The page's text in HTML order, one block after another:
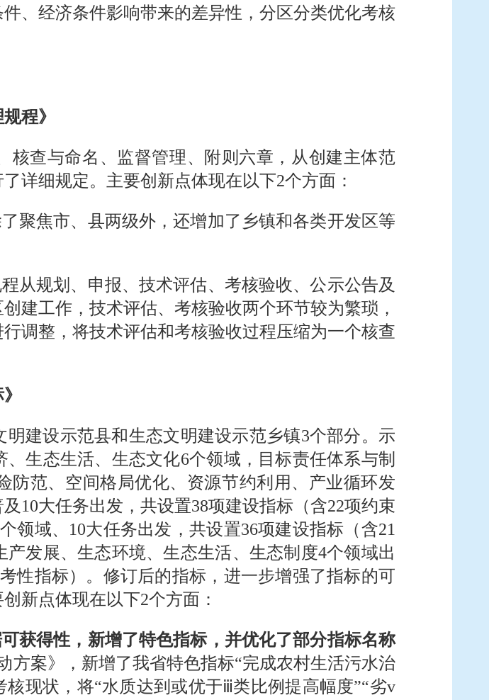
、经济条件影响带来的差异性，分区分类优化考核
程》
核查与命名、监督管理、附则六章，从创建主体范
详细规定。主要创新点体现在以下2个方面：
了聚焦市、县两级外，还增加了乡镇和各类开发区等
程从规划、申报、技术评估、考核验收、公示公告及
建工作，技术评估、考核验收两个环节较为繁琐，
调整，将技术评估和考核验收过程压缩为一个核查
建设示范县和生态文明建设示范乡镇3个部分。示
生态生活、生态文化6个领域，目标责任体系与制
防范、空间格局优化、资源节约利用、产业循环发
10大任务出发，共设置38项建设指标（含22项约束
领域、10大任务出发，共设置36项建设指标（含21
发展、生态环境、生态生活、生态制度4个领域出
性指标）。修订后的指标，进一步增强了指标的可
新点体现在以下2个方面：
获得性，新增了特色指标，并优化了部分指标名称
方案》，新增了我省特色指标“完成农村生活污水治
现状，将“水质达到或优于ⅲ类比例提高幅度”“劣v